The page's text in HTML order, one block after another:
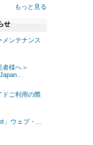
もっと見る
せ
メンテナンス
者様へ＞
ドご利用の際
」ウェブ・...